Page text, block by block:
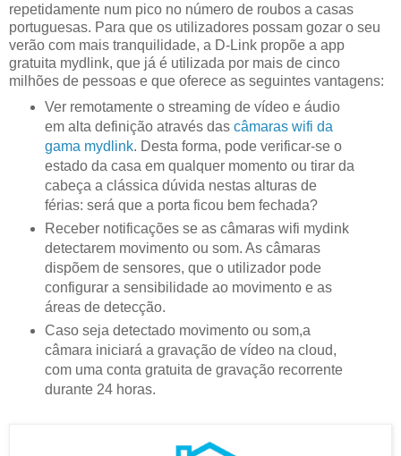
repetidamente num pico no número de roubos a casas
portuguesas. Para que os utilizadores possam gozar o seu
verão com mais tranquilidade, a D-Link propõe a app
gratuita mydlink, que já é utilizada por mais de cinco
milhões de pessoas e que oferece as seguintes vantagens:
Ver remotamente o streaming de vídeo e áudio
em alta definição através das câmaras wifi da
gama mydlink. Desta forma, pode verificar-se o
estado da casa em qualquer momento ou tirar da
cabeça a clássica dúvida nestas alturas de
férias: será que a porta ficou bem fechada?
Receber notificações se as câmaras wifi mydink
detectarem movimento ou som. As câmaras
dispõem de sensores, que o utilizador pode
configurar a sensibilidade ao movimento e as
áreas de detecção.
Caso seja detectado movimento ou som,a
câmara iniciará a gravação de vídeo na cloud,
com uma conta gratuita de gravação recorrente
durante 24 horas.